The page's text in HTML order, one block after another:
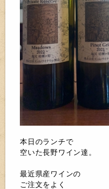
本日のランチで
空いた長野ワイン達。
最近県産ワインの
ご注文をよく